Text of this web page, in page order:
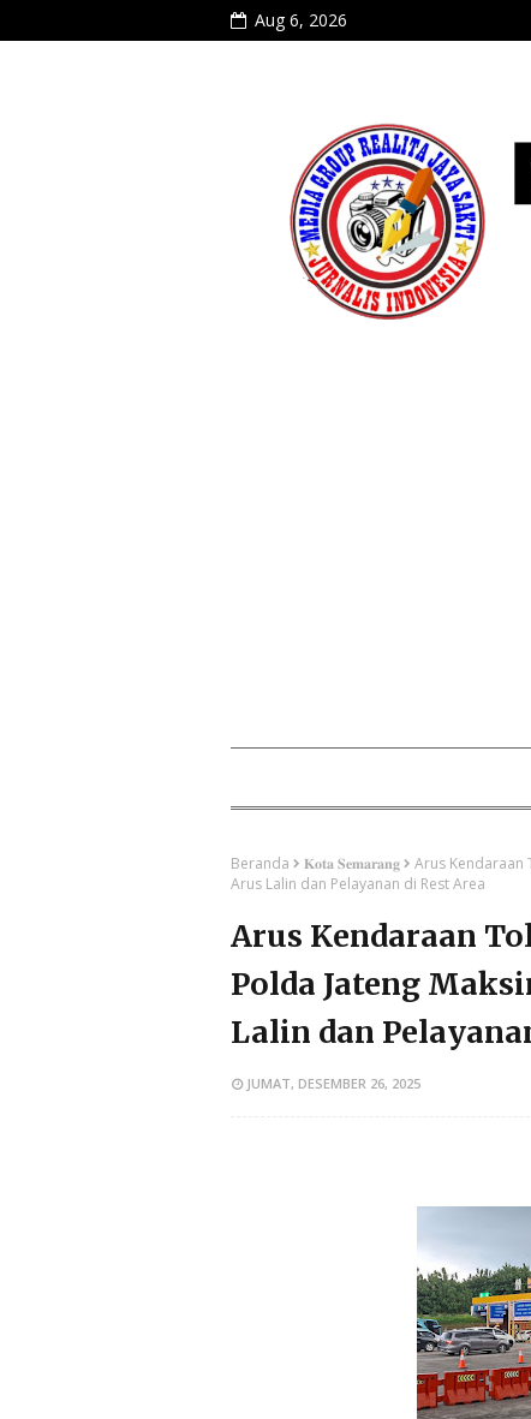
Aug 6, 2026
Beranda 𝐊𝐨𝐭𝐚 𝐒𝐞𝐦𝐚𝐫𝐚𝐧𝐠
Arus Kendaraan
Arus Lalin dan Pelayanan di Rest Area
Arus Kendaraan
Polda Jateng
Lalin dan
JUMAT, DESEMBER 26, 2025